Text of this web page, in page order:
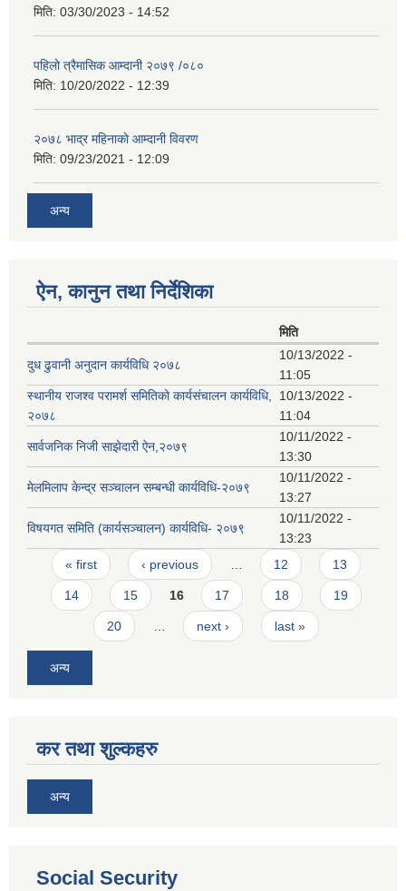
मिति: 03/30/2023 - 14:52
पहिलो त्रैमासिक आम्दानी २०७९ /०८०
मिति: 10/20/2022 - 12:39
२०७८ भाद्र महिनाकाे आम्दानी विवरण
मिति: 09/23/2021 - 12:09
अन्य
ऐन, कानुन तथा निर्देशिका
मिति
दुध ढुवानी अनुदान कार्यविधि २०७८
10/13/2022 -
11:05
स्थानीय राजश्व परामर्श समितिको कार्यसंचालन कार्यविधि,
२०७८
10/13/2022 -
11:04
सार्वजनिक निजी साझेदारी ऐन,२०७९
10/11/2022 -
13:30
मेलमिलाप केन्द्र सञ्चालन सम्बन्धी कार्यविधि-२०७९
10/11/2022 -
13:27
विषयगत समिति (कार्यसञ्चालन) कार्यविधि- २०७९
10/11/2022 -
13:23
Pages
« first ‹ previous 12 13
14 15 16 17 18 19
20 next › last »
अन्य
कर तथा शुल्कहरु
अन्य
Social Security